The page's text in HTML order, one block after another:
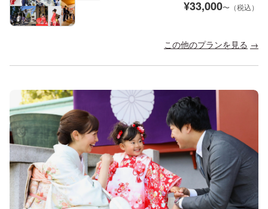
¥33,000〜（税込）
この他のプランを見る